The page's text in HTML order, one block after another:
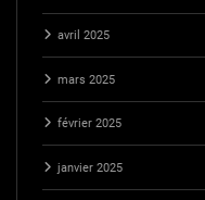
avril 2025
mars 2025
février 2025
janvier 2025